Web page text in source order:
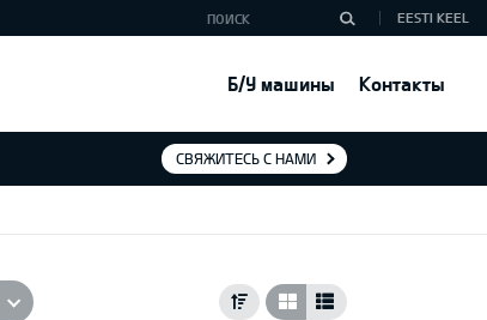
Б/У машины Контакты
EESTI KEEL
СВЯЖИТЕСЬ С НАМИ